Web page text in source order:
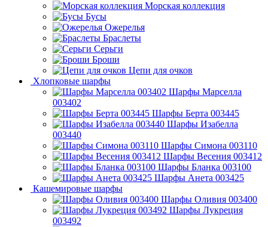
Морская коллекция
Бусы
Ожерелья
Браслеты
Серьги
Броши
Цепи для очков
Хлопковые шарфы
Шарфы Марселла
003402
Шарфы Берта 003445
Шарфы Изабелла
003440
Шарфы Симона 003110
Шарфы Весения 003412
Шарфы Бланка 003100
Шарфы Анета 003425
Кашемировые шарфы
Шарфы Оливия 003400
Шарфы Лукреция
003492